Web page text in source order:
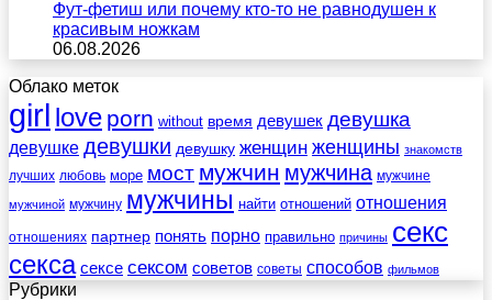
Фут-фетиш или почему кто-то не равнодушен к
красивым ножкам
06.08.2026
Облако меток
girl love porn without время девушек девушка
девушке девушки девушку женщин женщины знакомств
лучших любовь море мост мужчин мужчина мужчине
мужчиной мужчину мужчины найти отношений отношения
отношениях партнер понять порно правильно причины секс
секса сексе сексом советов советы способов фильмов
Рубрики